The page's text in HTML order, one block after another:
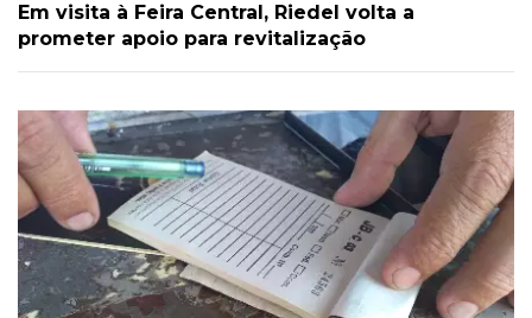
Em visita à Feira Central, Riedel volta a
prometer apoio para revitalização